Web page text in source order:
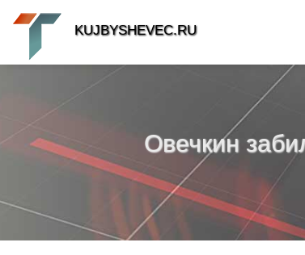
Овечкин
KUJBYSHEVEC.RU